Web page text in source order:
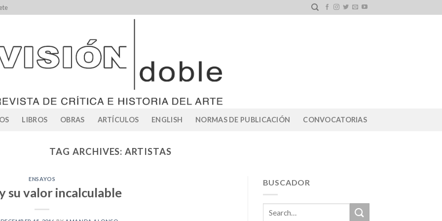
LIBROS OBRAS ARTÍCULOS ENGLISH NORMAS DE PUBLICACIÓN CONVOCATORIAS
TAG ARCHIVES:ARTISTAS
ENSAYOS
su valor incalculable
BUSCADOR